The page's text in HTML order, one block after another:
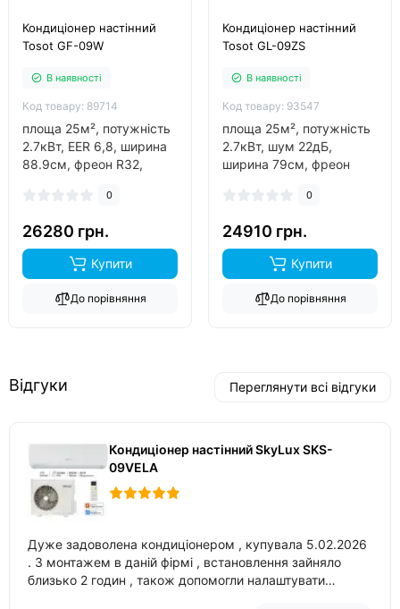
Кондиціонер настінний
Tosot GF-09W
В наявності
Код товару: 89714
площа 25м², потужність
2.7кВт, EER 6,8, ширина
88.9см, фреон R32,
0
26280 грн.
Купити
До порівняння
Кондиціонер настінний
Tosot GL-09ZS
В наявності
Код товару: 93547
площа 25м², потужність
2.7кВт, шум 22дБ,
ширина 79см, фреон
інвертор так, обігрів до
0
24910 грн.
Купити
До порівняння
Відгуки Переглянути всі відгуки
Кондиціонер настінний SkyLux SKS-
09VELA
Дуже задоволена кондиціонером , купувала 5.02.2026
. З монтажем в даній фірмі , встановлення зайняло
близько 2 годин , також допомогли налаштувати